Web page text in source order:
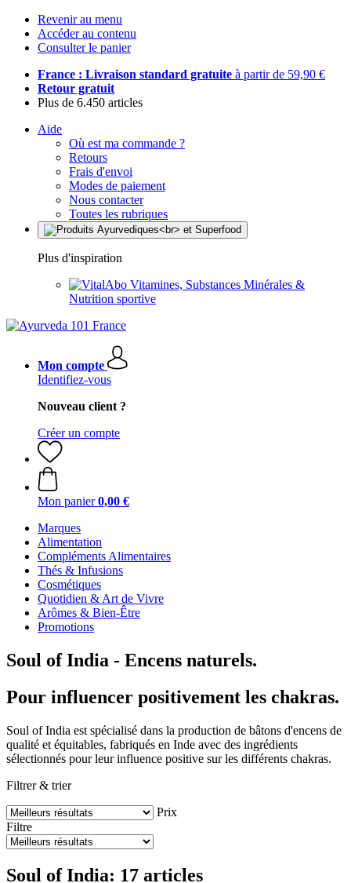
Revenir au menu
Accéder au contenu
Consulter le panier
France : Livraison standard gratuite à partir de 59,90 €
Retour gratuit
Plus de 6.450 articles
Aide
Où est ma commande ?
Retours
Frais d'envoi
Modes de paiement
Nous contacter
Toutes les rubriques
Plus d'inspiration
Vitamines, Substances Minérales &
Nutrition sportive
Mon compte
Identifiez-vous
Nouveau client ?
Créer un compte
Mon panier 0,00 €
Marques
Alimentation
Compléments Alimentaires
Thés & Infusions
Cosmétiques
Quotidien & Art de Vivre
Arômes & Bien-Être
Promotions
Soul of India - Encens naturels.
Pour influencer positivement les chakras.
Soul of India est spécialisé dans la production de bâtons d'encens de
qualité et équitables, fabriqués en Inde avec des ingrédients
sélectionnés pour leur influence positive sur les différents chakras.
Filtrer & trier
Prix
Filtre
Soul of India: 17 articles